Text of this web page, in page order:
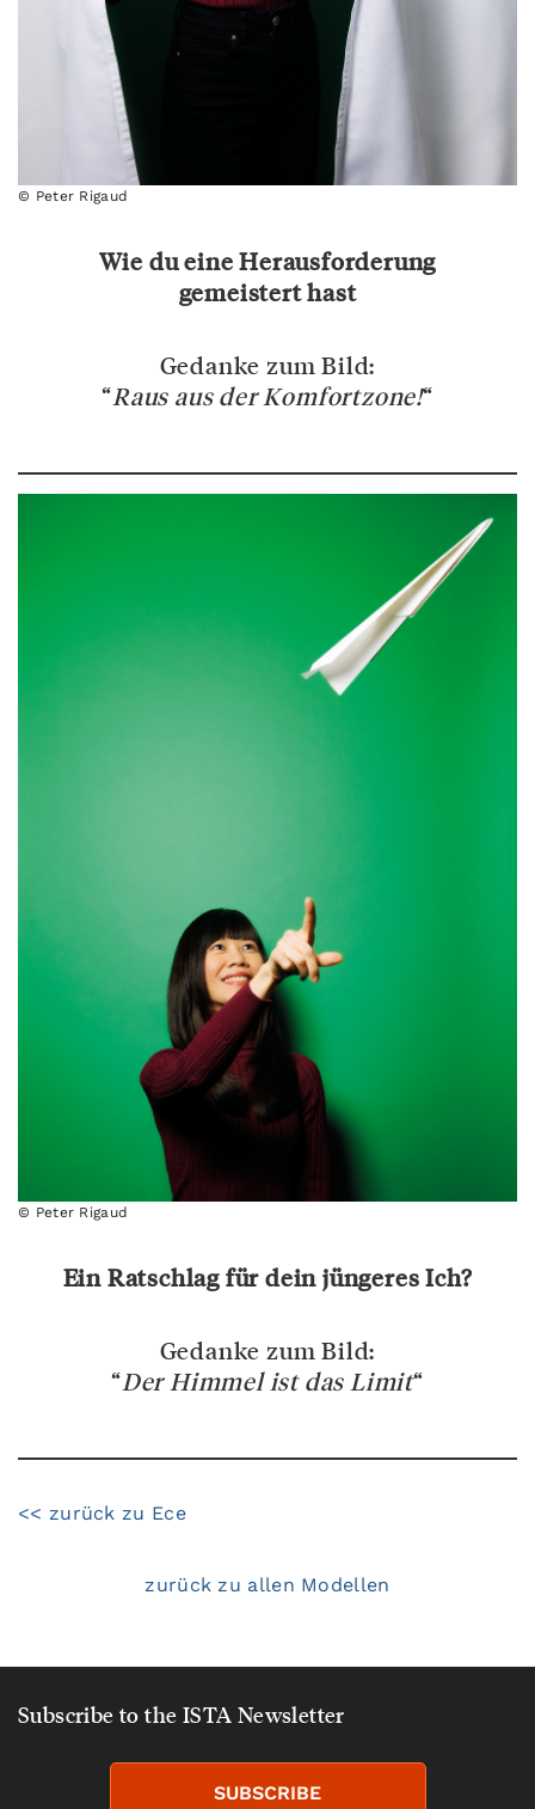
© Peter Rigaud
Wie du eine Herausforderung
gemeistert hast
Gedanke zum Bild:
“Raus aus der Komfortzone!“
© Peter Rigaud
Ein Ratschlag für dein jüngeres Ich?
Gedanke zum Bild:
“Der Himmel ist das Limit“
<< zurück zu Ece
zurück zu allen Modellen
Subscribe to the ISTA Newsletter
SUBSCRIBE